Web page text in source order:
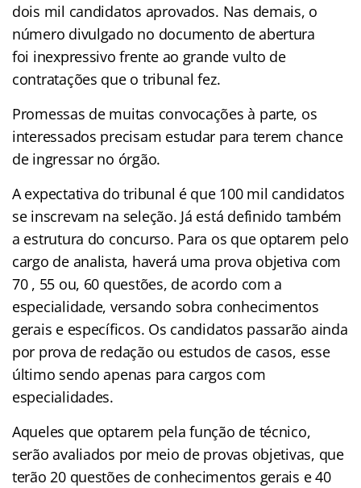
dois mil candidatos aprovados. Nas demais, o
número divulgado no documento de abertura
foi inexpressivo frente ao grande vulto de
contratações que o tribunal fez.
Promessas de muitas convocações à parte, os
interessados precisam estudar para terem chance
de ingressar no órgão.
A expectativa do tribunal é que 100 mil candidatos
se inscrevam na seleção. Já está definido também
a estrutura do concurso. Para os que optarem pelo
cargo de analista, haverá uma prova objetiva com
70 , 55 ou, 60 questões, de acordo com a
especialidade, versando sobra conhecimentos
gerais e específicos. Os candidatos passarão ainda
por prova de redação ou estudos de casos, esse
último sendo apenas para cargos com
especialidades.
Aqueles que optarem pela função de técnico,
serão avaliados por meio de provas objetivas, que
terão 20 questões de conhecimentos gerais e 40